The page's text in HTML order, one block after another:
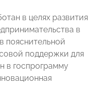
в целях развития
в
пояснительной
поддержки для
в госпрограмму